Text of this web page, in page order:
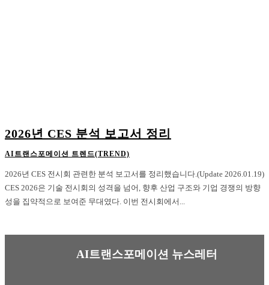
2026년 CES 분석 보고서 정리
AI트랜스포메이션 트렌드(TREND)
2026년 CES 전시회 관련한 분석 보고서를 정리했습니다.(Update 2026.01.19)
CES 2026은 기술 전시회의 성격을 넘어, 향후 산업 구조와 기업 경쟁의 방향
성을 집약적으로 보여준 무대였다. 이번 전시회에서...
AI트랜스포메이션 뉴스레터